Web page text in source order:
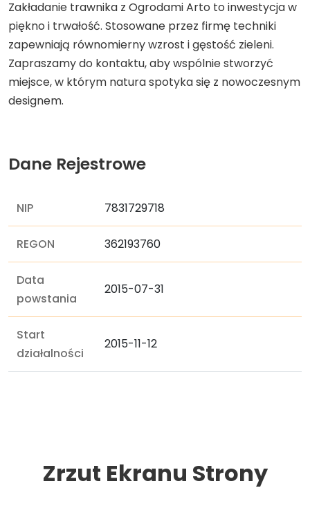
Zakładanie trawnika z Ogrodami Arto to inwestycja w
piękno i trwałość. Stosowane przez firmę techniki
zapewniają równomierny wzrost i gęstość zieleni.
Zapraszamy do kontaktu, aby wspólnie stworzyć
miejsce, w którym natura spotyka się z nowoczesnym
designem.
Dane Rejestrowe
NIP 7831729718
REGON 362193760
Data
powstania
2015-07-31
Start
działalności
2015-11-12
Zrzut Ekranu Strony